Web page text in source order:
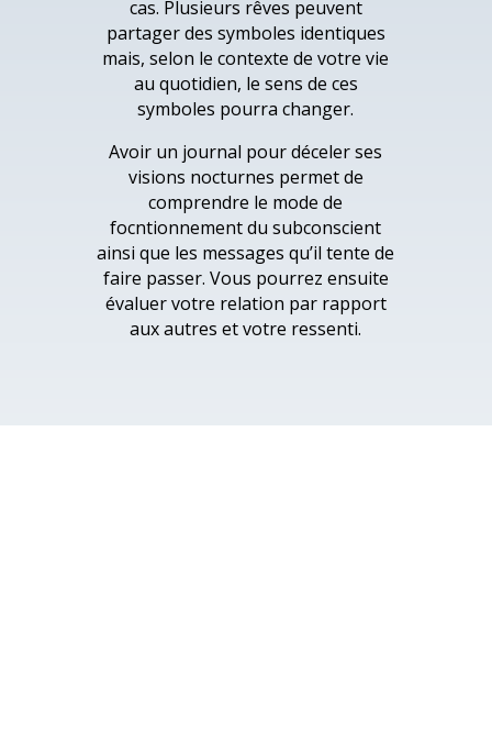
cas. Plusieurs rêves peuvent
partager des symboles identiques
mais, selon le contexte de votre vie
au quotidien, le sens de ces
symboles pourra changer.
Avoir un journal pour déceler ses
visions nocturnes permet de
comprendre le mode de
focntionnement du subconscient
ainsi que les messages qu’il tente de
faire passer. Vous pourrez ensuite
évaluer votre relation par rapport
aux autres et votre ressenti.